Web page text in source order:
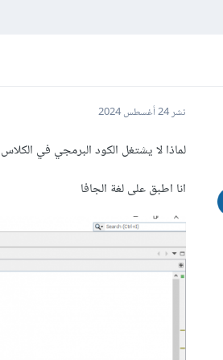
نشر24 أغسطس 2024
لماذا لا يشتغل الكود البرمجي في
انا اطبق على لغة الجافا